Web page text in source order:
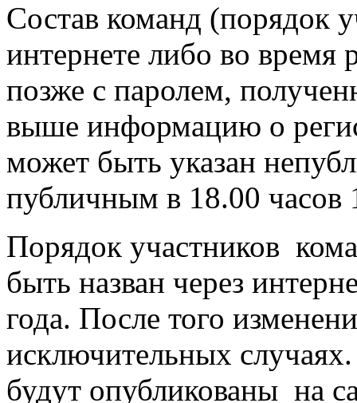
Состав команд (порядок
интернете либо во время
позже с паролем,
выше информацию о
может быть указан
публичным в 18.00 часов
Порядок участников
быть назван через
года. После того
исключительных
будут опубликованы на